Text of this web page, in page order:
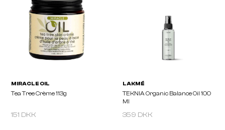
151 DKK 359 DKK